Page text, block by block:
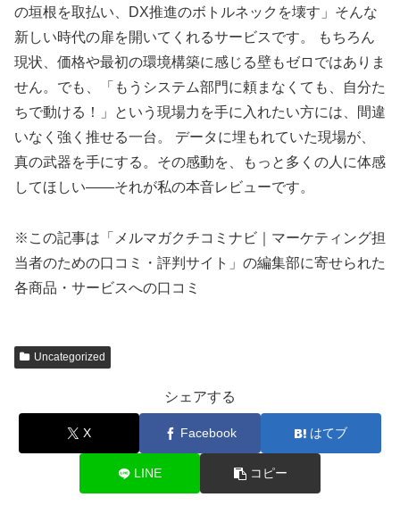
の垣根を取払い、DX推進のボトルネックを壊す」そんな
新しい時代の扉を開いてくれるサービスです。 もちろん
現状、価格や最初の環境構築に感じる壁もゼロではありま
せん。でも、「もうシステム部門に頼まなくても、自分た
ちで動ける！」という現場力を手に入れたい方には、間違
いなく強く推せる一台。 データに埋もれていた現場が、
真の武器を手にする。その感動を、もっと多くの人に体感
してほしい——それが私の本音レビューです。
※この記事は「メルマガクチコミナビ｜マーケティング担
当者のための口コミ・評判サイト」の編集部に寄せられた
各商品・サービスへの口コミ
Uncategorized
シェアする
X Facebook はてブ
LINE コピー